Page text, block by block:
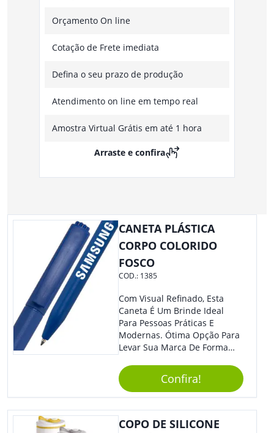
Orçamento On line
Cotação de Frete imediata
Defina o seu prazo de produção
Atendimento on line em tempo real
Amostra Virtual Grátis em até 1 hora
Arraste e confira
CANETA PLÁSTICA
CORPO COLORIDO
FOSCO
COD.: 1385
Com Visual Refinado, Esta
Caneta É Um Brinde Ideal
Para Pessoas Práticas E
Modernas. Ótima Opção Para
Levar Sua Marca De Forma
Sua Empresa Em Eventos,
Reuniões Corporativas Ou Até
Mesmo Para Presentear
Colaboradores.
Confira!
COPO DE SILICONE